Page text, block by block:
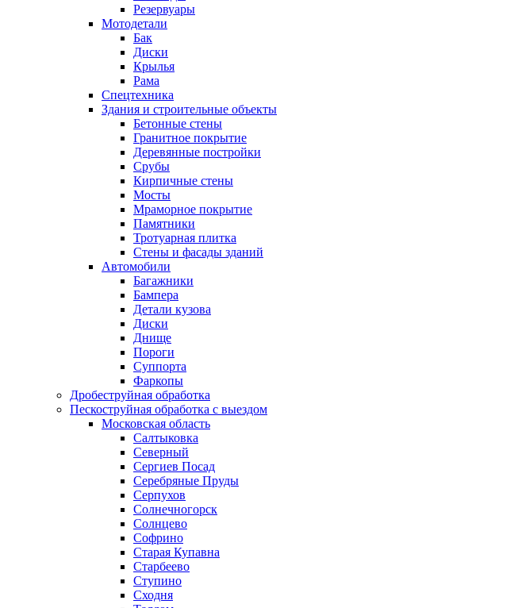
Резервуары
Мотодетали
Бак
Диски
Крылья
Рама
Спецтехника
Здания и строительные объекты
Бетонные стены
Гранитное покрытие
Деревянные постройки
Срубы
Кирпичные стены
Мосты
Мраморное покрытие
Памятники
Тротуарная плитка
Стены и фасады зданий
Автомобили
Багажники
Бампера
Детали кузова
Диски
Днище
Пороги
Суппорта
Фаркопы
Дробеструйная обработка
Пескоструйная обработка с выездом
Московская область
Салтыковка
Северный
Сергиев Посад
Серебряные Пруды
Серпухов
Солнечногорск
Солнцево
Софрино
Старая Купавна
Старбеево
Ступино
Сходня